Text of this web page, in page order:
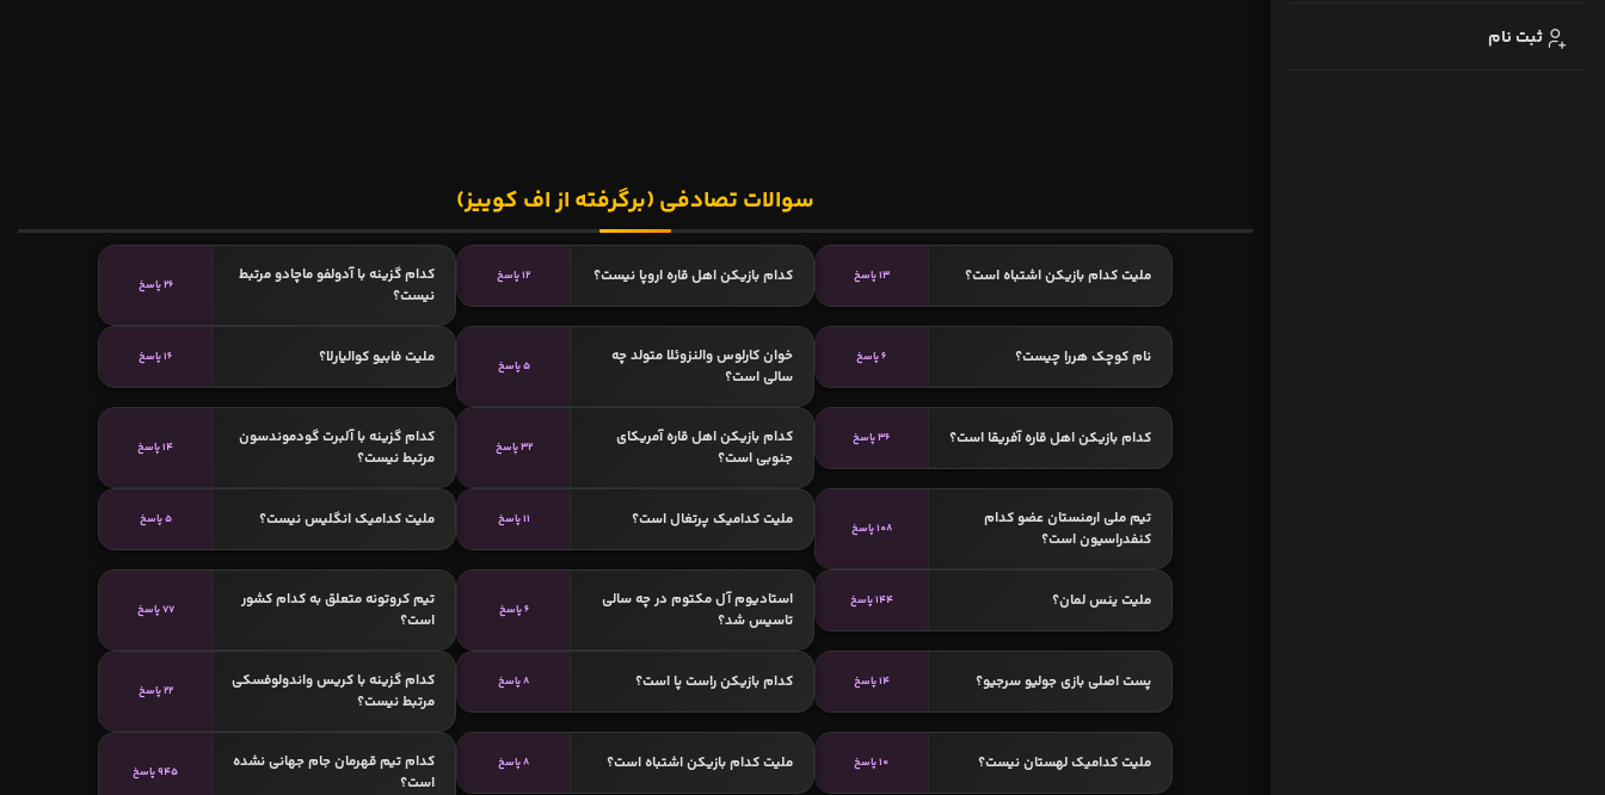
ثبت نام
سوالات تصادفی (برگرفته از اف کوییز)
ملیت کدام بازیکن اشتباه است؟ 13 پاسخ کدام بازیکن اهل قاره اروپا نیست؟ 12 پاسخ
کدام گزینه با آدولفو ماچادو مرتبط
نیست؟
26 پاسخ
نام کوچک هررا چیست؟ 6 پاسخ
خوان کارلوس والنزوئلا متولد چه
سالی است؟
5 پاسخ ملیت فابیو کوالیارلا؟ 16 پاسخ
کدام بازیکن اهل قاره آفریقا است؟ 36 پاسخ
کدام بازیکن اهل قاره آمریکای
جنوبی است؟
32 پاسخ
کدام گزینه با آلبرت گودموندسون
مرتبط نیست؟
14 پاسخ
تیم ملی ارمنستان عضو کدام
کنفدراسیون است؟
108 پاسخ ملیت کدامیک پرتغال است؟ 11 پاسخ ملیت کدامیک انگلیس نیست؟ 5 پاسخ
ملیت ینس لمان؟ 144 پاسخ
استادیوم آل مکتوم در چه سالی
تاسیس شد؟
6 پاسخ
تیم کروتونه متعلق به کدام کشور
است؟
77 پاسخ
پست اصلی بازی جولیو سرجیو؟ 14 پاسخ کدام بازیکن راست پا است؟ 8 پاسخ
کدام گزینه با کریس واندولوفسکی
مرتبط نیست؟
22 پاسخ
ملیت کدامیک لهستان نیست؟ 10 پاسخ ملیت کدام بازیکن اشتباه است؟ 8 پاسخ
کدام تیم قهرمان جام جهانی نشده
است؟
945 پاسخ